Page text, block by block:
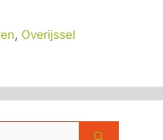
, Overijssel